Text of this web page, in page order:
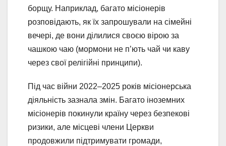
борщу. Наприклад, багато місіонерів
розповідають, як їх запрошували на сімейні
вечері, де вони ділилися своєю вірою за
чашкою чаю (мормони не п’ють чай чи каву
через свої релігійні принципи).
Під час війни 2022–2025 років місіонерська
діяльність зазнала змін. Багато іноземних
місіонерів покинули країну через безпекові
ризики, але місцеві члени Церкви
продовжили підтримувати громади,